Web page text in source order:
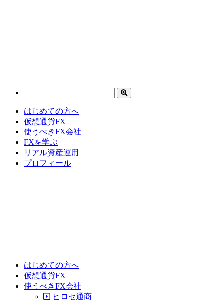
はじめての方へ
仮想通貨FX
使うべきFX会社
FXを学ぶ
リアル資産運用
プロフィール
はじめての方へ
仮想通貨FX
使うべきFX会社
ヒロセ通商